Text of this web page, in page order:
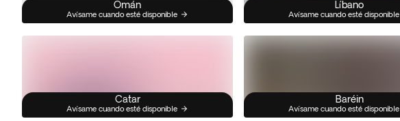
Omán
Avísame cuando esté disponible
Líbano
Avísame cuando esté disponible
Catar
Avísame cuando esté disponible
Baréin
Avísame cuando esté disponible